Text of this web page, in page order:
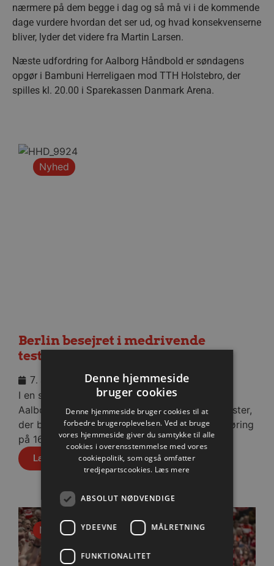
nærmere på dem begge i dag og så må vi i de kommende
dage vurdere hvordan det ser ud, og hvad konsekvenserne
bliver, lyder det videre fra Martin Larsen.
Næste udfordring for Aalborg Håndbold er søndagens
opgør i Bambuni Herreligaen mod TTH Holstebro, der
spilles kl. 20.00 i Sparekassen Danmark Arena.
Nyhed
Berlin besejret i medrivende
testkamp
7. august 2026
I en stopfyldt Sparekassen Danmark Arena fik
Aalborg Håndbold skovlen under de tyske gæster,
der blev slået med cifrene 30-28 efter pauseføring
på 16-12.
Læs mere
Nyhed
Denne hjemmeside
bruger cookies
Denne hjemmeside bruger cookies til at
forbedre brugeroplevelsen. Ved at bruge
vores hjemmeside giver du samtykke til alle
cookies i overensstemmelse med vores
cookiepolitik, som også omfatter
tredjepartscookies. Læs mere
ABSOLUT NØDVENDIGE
YDEEVNE MÅLRETNING
FUNKTIONALITET